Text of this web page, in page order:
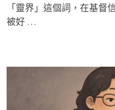
「靈界」這個詞，在基督
被好 …